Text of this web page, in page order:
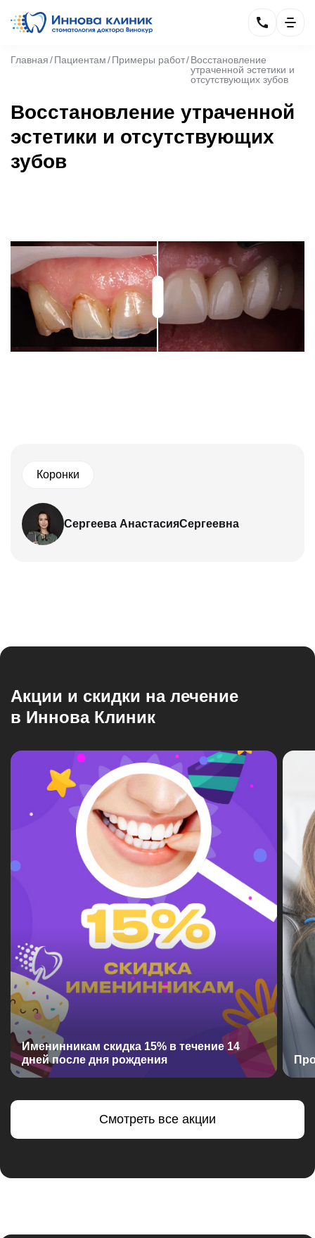
Главная Пациентам Примеры работ Восстановление
утраченной эстетики и
отсутствующих зубов
Восстановление утраченной
эстетики и отсутствующих
зубов
Коронки
Сергеева АнастасияСергеевна
Акции и скидки на лечение
в Иннова Клиник
Именинникам скидка 15% в течение 14
дней после дня рождения
Смотреть все акции